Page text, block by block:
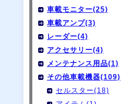
車載モニター(25)
車載アンプ(3)
レーダー(4)
アクセサリー(4)
メンテナンス用品(1)
その他車載機器(109)
セルスター(18)